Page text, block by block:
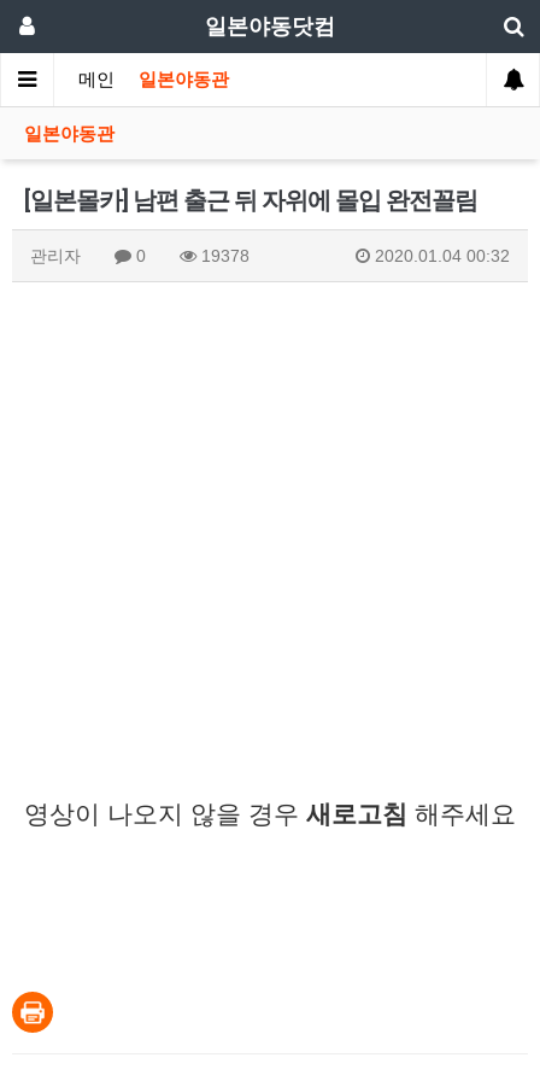
일본야동닷컴
메인 일본야동관
일본야동관
[일본몰카] 남편 출근 뒤 자위에 몰입 완전꼴림
관리자 0 19378 2020.01.04 00:32
영상이 나오지 않을 경우 새로고침 해주세요